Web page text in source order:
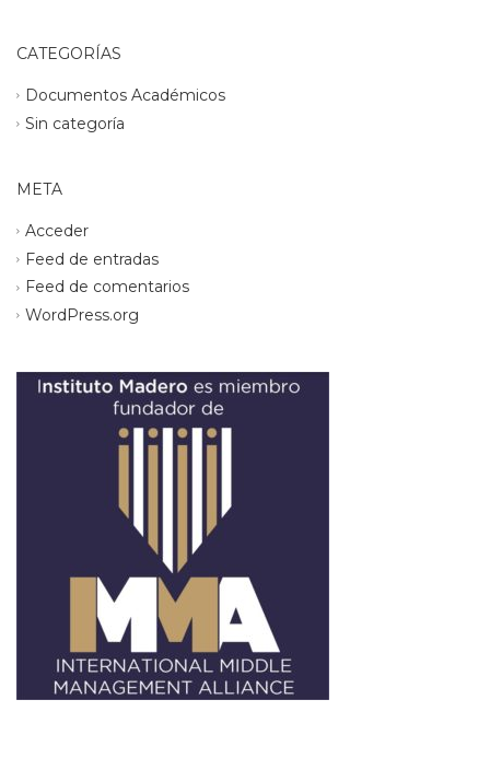
CATEGORÍAS
Documentos Académicos
Sin categoría
META
Acceder
Feed de entradas
Feed de comentarios
WordPress.org